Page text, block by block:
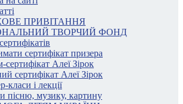
ПРИВІТАННЯ
ТВОРЧИЙ ФОНД
сертифікат призера
Алеї Зірок
сертифікат Алеї Зірок
класи і лекції
пісню, музику, картину